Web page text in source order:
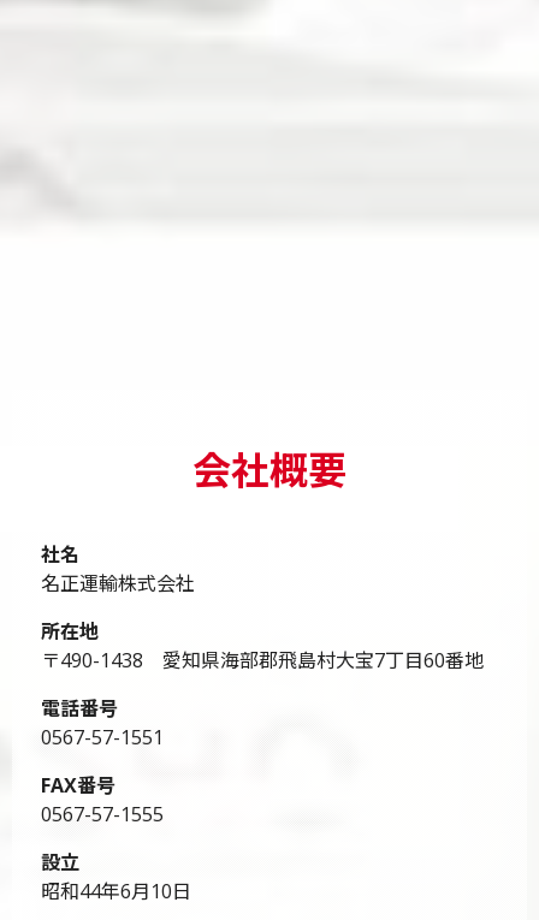
会社概要
社名
名正運輸株式会社
所在地
〒490-1438 愛知県海部郡飛島村大宝7丁目60番地
電話番号
0567-57-1551
FAX番号
0567-57-1555
設立
昭和44年6月10日